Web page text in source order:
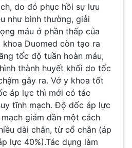
do đó phục hồi sự lưu
như bình thường, giải
máu ở phần thấp của
Duomed còn tạo ra
tốc độ tuần hoàn máu,
thành huyết khối do tốc
gây ra. Vớ y khoa tốt
áp lực thì mới có tác
tĩnh mạch. Độ dốc áp lực
giảm dần một cách
dài chân, từ cổ chân (áp
lực 40%).Tác dụng làm